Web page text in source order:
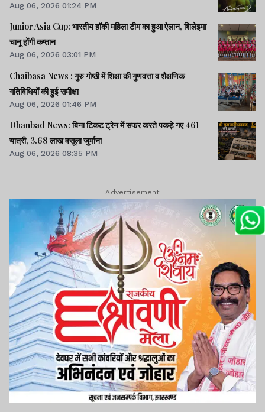
Aug 06, 2026 01:24 PM
Junior Asia Cup: भारतीय हॉकी महिला टीम का हुआ ऐलान, शिलेइमा
चानू होंगी कप्तान
Aug 06, 2026 03:01 PM
Chaibasa News : गुरु गोष्ठी में शिक्षा की गुणवत्ता व शैक्षणिक
गतिविधियों की हुई समीक्षा
Aug 06, 2026 01:46 PM
Dhanbad News: बिना टिकट ट्रेन में सफर करते पकड़े गए 461
यात्री, 3.68 लाख वसूला जुर्माना
Aug 06, 2026 08:35 PM
Advertisement